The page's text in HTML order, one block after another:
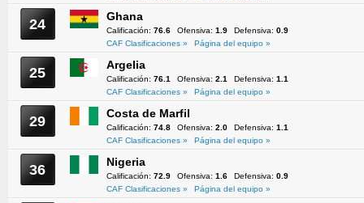
24 Ghana
Calificación: 76.6 Ofensiva: 1.9 Defensiva: 0.9
CAF Clasificaciones »
Página del equipo »
25 Argelia
Calificación: 76.1 Ofensiva: 2.1 Defensiva: 1.1
CAF Clasificaciones »
Página del equipo »
29 Costa de Marfil
Calificación: 74.8 Ofensiva: 2.0 Defensiva: 1.1
CAF Clasificaciones »
Página del equipo »
36 Nigeria
Calificación: 72.9 Ofensiva: 1.6 Defensiva: 0.9
CAF Clasificaciones »
Página del equipo »